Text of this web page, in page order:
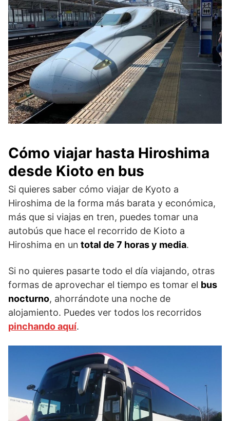
Cómo viajar hasta Hiroshima
desde Kioto en bus
Si quieres saber cómo viajar de Kyoto a
Hiroshima de la forma más barata y económica,
más que si viajas en tren, puedes tomar una
autobús que hace el recorrido de Kioto a
Hiroshima en un total de 7 horas y media.
Si no quieres pasarte todo el día viajando, otras
formas de aprovechar el tiempo es tomar el bus
nocturno, ahorrándote una noche de
alojamiento. Puedes ver todos los recorridos
pinchando aquí.